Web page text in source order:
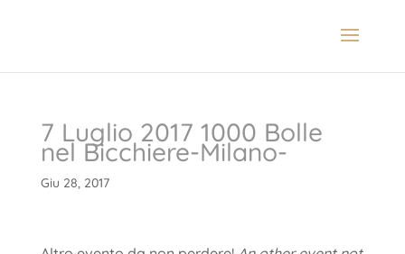
7 Luglio 2017 1000 Bolle
nel Bicchiere-Milano-
Giu 28, 2017